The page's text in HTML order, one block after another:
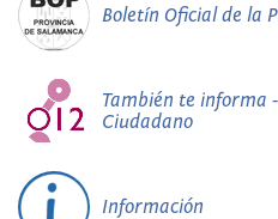
Boletín Oficial de la
También te informa
Ciudadano
Información